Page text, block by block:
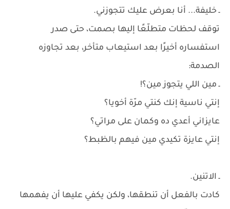
ـ خليفة... أنا بعرض عليك تتجوزني.
توقف لحظات متطلّعًا إليها بصمت، حتى صدر
استفساره أخيرًا بعد استيعاب متأخر، بعد تجاوزه
الصدمة:
ـ مين اللي يتجوز مين؟!
إنتي ناسية إنك كنتي مرّة أخويا؟
عايزاني أعدي ده وكمان على مراتي؟
إنتي عايزة تكيدي مين فيهم بالظبط؟
ـ الاتنين.
كادت بالفعل أن تنطقها، ولكن يكفي عليها أن يفهمها